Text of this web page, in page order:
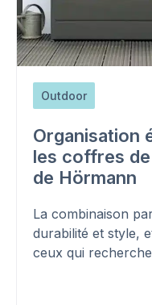
Outdoor
Organisation
les coffres
de Hörmann
La combinaison
durabilité et style,
ceux qui